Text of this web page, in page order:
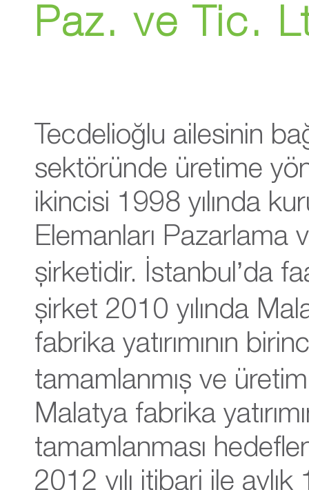
Paz. ve Tic.
Tecdelioğlu ailesinin
sektöründe üretime
ikincisi 1998 yılında
Elemanları Pazarlama
şirketidir. İstanbul’da
şirket 2010 yılında
fabrika yatırımının
tamamlanmış ve
Malatya fabrika
tamamlanması
2012 yılı itibari ile